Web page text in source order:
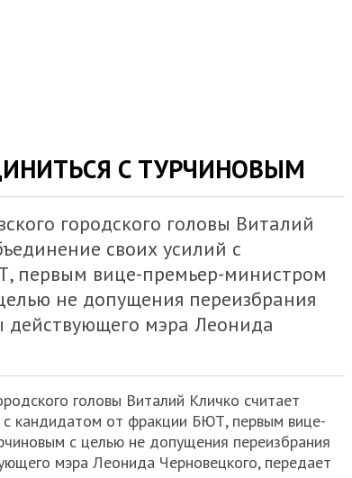
С ТУРЧИНОВЫМ
городского головы Виталий
своих усилий с
первым вице-премьер-министром
не допущения переизбрания
действующего мэра Леонида
головы Виталий Кличко считает
с кандидатом от фракции БЮТ, первым вице-
с целью не допущения переизбрания
мэра Леонида Черновецкого, передает